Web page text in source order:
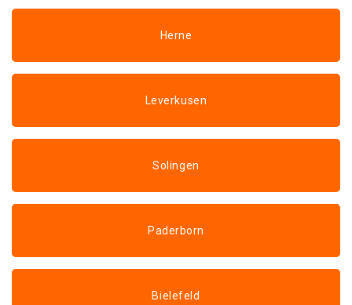
Herne
Leverkusen
Solingen
Paderborn
Bielefeld